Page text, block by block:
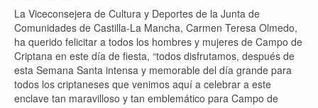
La Viceconsejera de Cultura y Deportes de la Junta de
Comunidades de Castilla-La Mancha, Carmen Teresa Olmedo,
ha querido felicitar a todos los hombres y mujeres de Campo de
Criptana en este día de fiesta, “todos disfrutamos, después de
esta Semana Santa intensa y memorable del día grande para
todos los criptaneses que venimos aquí a celebrar a este
enclave tan maravilloso y tan emblemático para Campo de